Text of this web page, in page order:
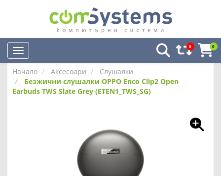
0 0
Начало Аксесоари
Слушалки
Безжични слушалки OPPO Enco Clip2 Open
Earbuds TWS Slate Grey (ETEN1_TWS_SG)